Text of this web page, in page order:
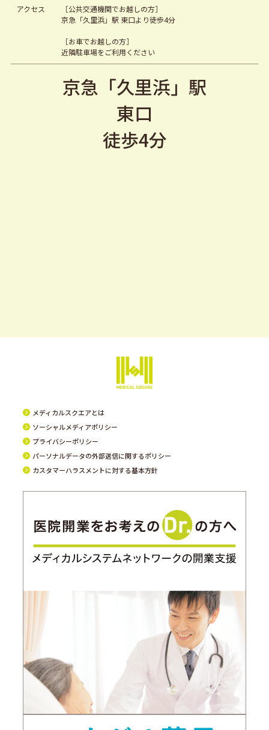
アクセス
［公共交通機関でお越しの方］
京急「久里浜」駅 東口より徒歩4分
［お車でお越しの方］
近隣駐車場をご利用ください
京急「久里浜」駅
東口
徒歩4分
メディカルスクエアとは
ソーシャルメディアポリシー
プライバシーポリシー
パーソナルデータの外部送信に関するポリシー
カスタマーハラスメントに対する基本方針